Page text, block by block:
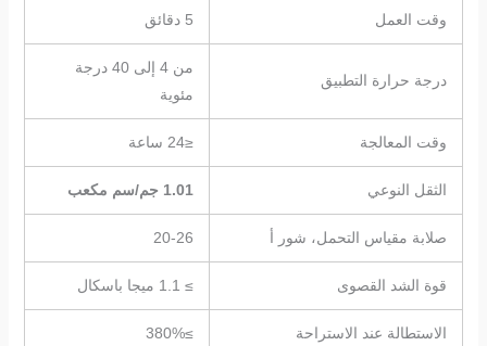
وقت العمل
درجة حرارة التطبيق
من 4 إلى 40 درجة
مئوية
وقت المعالجة
الثقل النوعي 1.01 جم/سم مكعب
صلابة مقياس التحمل، شور أ 20-26
قوة الشد القصوى
الاستطالة عند الاستراحة